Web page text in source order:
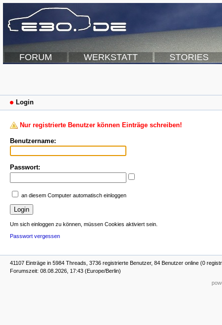
FORUM WERKSTATT STORIES
Login
Nur registrierte Benutzer können Einträge schreiben!
Benutzername:
Passwort:
an diesem Computer automatisch einloggen
Um sich einloggen zu können, müssen Cookies aktiviert sein.
Passwort vergessen
41107 Einträge in 5984 Threads, 3736 registrierte Benutzer, 84 Benutzer online (0
Forumszeit: 08.08.2026, 17:43 (Europe/Berlin)